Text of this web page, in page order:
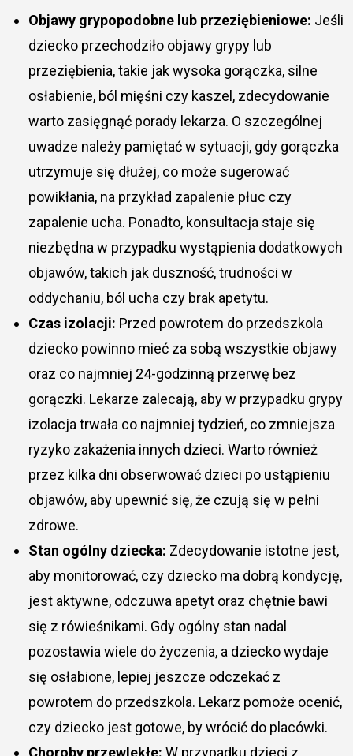
Objawy grypopodobne lub przeziębieniowe: Jeśli
dziecko przechodziło objawy grypy lub
przeziębienia, takie jak wysoka gorączka, silne
osłabienie, ból mięśni czy kaszel, zdecydowanie
warto zasięgnąć porady lekarza. O szczególnej
uwadze należy pamiętać w sytuacji, gdy gorączka
utrzymuje się dłużej, co może sugerować
powikłania, na przykład zapalenie płuc czy
zapalenie ucha. Ponadto, konsultacja staje się
niezbędna w przypadku wystąpienia dodatkowych
objawów, takich jak duszność, trudności w
oddychaniu, ból ucha czy brak apetytu.
Czas izolacji: Przed powrotem do przedszkola
dziecko powinno mieć za sobą wszystkie objawy
oraz co najmniej 24-godzinną przerwę bez
gorączki. Lekarze zalecają, aby w przypadku grypy
izolacja trwała co najmniej tydzień, co zmniejsza
ryzyko zakażenia innych dzieci. Warto również
przez kilka dni obserwować dzieci po ustąpieniu
objawów, aby upewnić się, że czują się w pełni
zdrowe.
Stan ogólny dziecka: Zdecydowanie istotne jest,
aby monitorować, czy dziecko ma dobrą kondycję,
jest aktywne, odczuwa apetyt oraz chętnie bawi
się z rówieśnikami. Gdy ogólny stan nadal
pozostawia wiele do życzenia, a dziecko wydaje
się osłabione, lepiej jeszcze odczekać z
powrotem do przedszkola. Lekarz pomoże ocenić,
czy dziecko jest gotowe, by wrócić do placówki.
Choroby przewlekłe: W przypadku dzieci z